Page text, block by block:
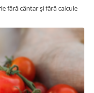
fără cântar și fără calcule